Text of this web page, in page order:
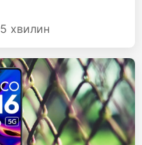
5 хвилин